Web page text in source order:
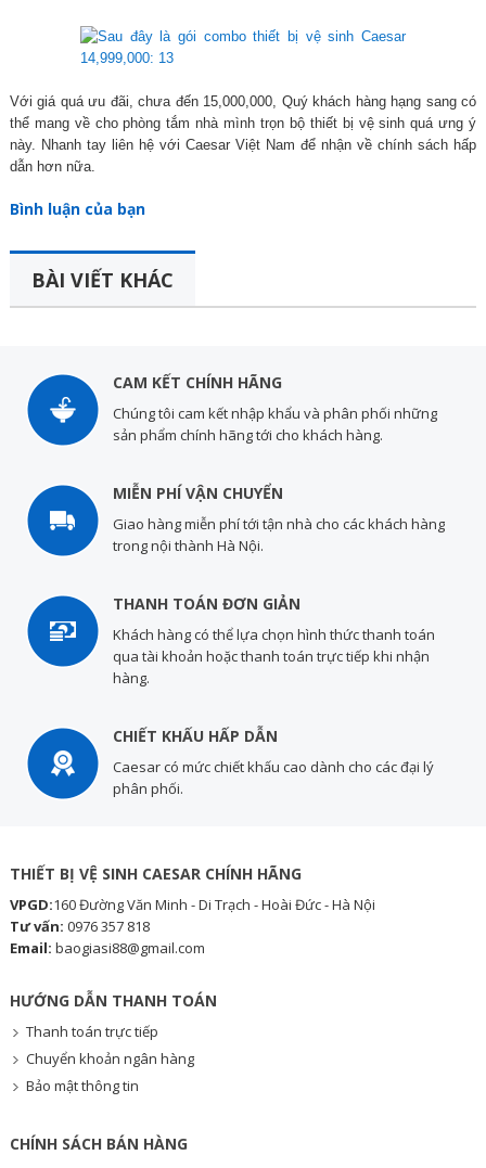
Với giá quá ưu đãi, chưa đến 15,000,000, Quý khách hàng hạng sang có
thể mang về cho phòng tắm nhà mình trọn bộ thiết bị vệ sinh quá ưng ý
này. Nhanh tay liên hệ với Caesar Việt Nam để nhận về chính sách hấp
dẫn hơn nữa.
Bình luận của bạn
BÀI VIẾT KHÁC
CAM KẾT CHÍNH HÃNG
Chúng tôi cam kết nhập khẩu và phân phối những
sản phẩm chính hãng tới cho khách hàng.
MIỄN PHÍ VẬN CHUYỂN
Giao hàng miễn phí tới tận nhà cho các khách hàng
trong nội thành Hà Nội.
THANH TOÁN ĐƠN GIẢN
Khách hàng có thể lựa chọn hình thức thanh toán
qua tài khoản hoặc thanh toán trực tiếp khi nhận
hàng.
CHIẾT KHẤU HẤP DẪN
Caesar có mức chiết khấu cao dành cho các đại lý
phân phối.
THIẾT BỊ VỆ SINH CAESAR CHÍNH HÃNG
VPGD:160 Đường Văn Minh - Di Trạch - Hoài Đức - Hà Nội
Tư vấn: 0976 357 818
Email: baogiasi88@gmail.com
HƯỚNG DẪN THANH TOÁN
Thanh toán trực tiếp
Chuyển khoản ngân hàng
Bảo mật thông tin
CHÍNH SÁCH BÁN HÀNG